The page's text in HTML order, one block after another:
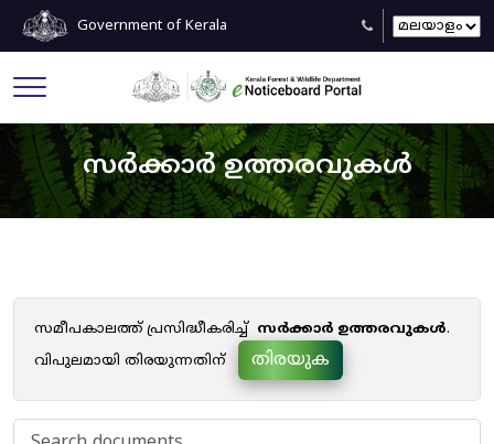
Government of Kerala
സർക്കാർ ഉത്തരവുകൾ
സമീപകാലത്ത് പ്രസിദ്ധീകരിച്ച് സർക്കാർ ഉത്തരവുകൾ.
വിപുലമായി തിരയുന്നതിന്
തിരയുക